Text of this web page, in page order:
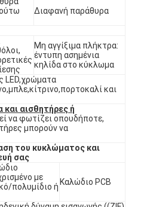
Διαφανή παράθυρα
Μη αγγίξιμα πλήκτρα:
έντυπη ασημένια
κηλίδα στο κύκλωμα
LED,χρώματα
και
αισθητήρες ή
να φωτίζει οπουδήποτε,
μπορούν να
του κυκλώματος και
σας
με
πολυμίδιο ή Καλώδιο PCB